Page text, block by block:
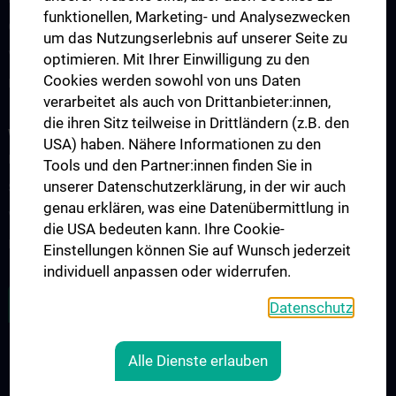
Observership
Visiting Professor
Kontakt, Anfahrt und Lageplan
WISSENSCHAFT UND FORSCHUNG
Forschungsgruppen
Symposien, Tagungen und Workshops
Vergangene Events
Forschungsevaluierung und Publikationen
funktionellen, Marketing- und Analysezwecken
um das Nutzungserlebnis auf unserer Seite zu
optimieren. Mit Ihrer Einwilligung zu den
Cookies werden sowohl von uns Daten
verarbeitet als auch von Drittanbieter:innen,
die ihren Sitz teilweise in Drittländern (z.B. den
USA) haben. Nähere Informationen zu den
Tools und den Partner:innen finden Sie in
unserer Datenschutzerklärung, in der wir auch
genau erklären, was eine Datenübermittlung in
die USA bedeuten kann. Ihre Cookie-
Einstellungen können Sie auf Wunsch jederzeit
individuell anpassen oder widerrufen.
Datenschutz
Alle Dienste erlauben